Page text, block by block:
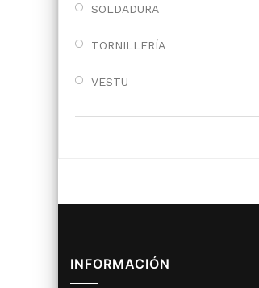
SOLDADURA
TORNILLERÍA
VESTU
INFORMACIÓN